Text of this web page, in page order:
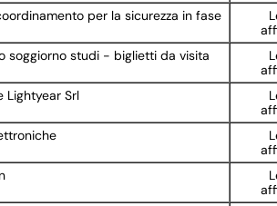
per la sicurezza in fase
soggiorno studi - biglietti da visita
Lightyear Srl